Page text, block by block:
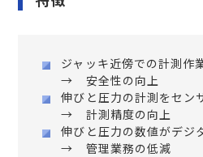
ジャッキ近傍での計測作
→ 安全性の向上
伸びと圧力の計測をセン
→ 計測精度の向上
伸びと圧力の数値がデジ
→ 管理業務の低減